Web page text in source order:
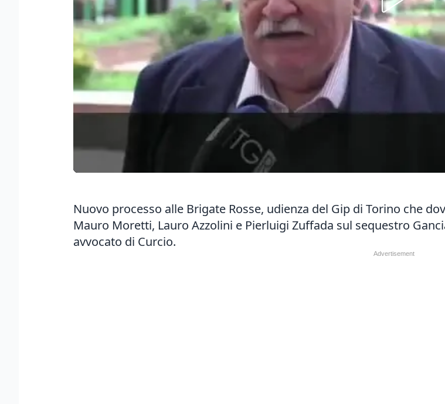
Nuovo processo alle Brigate Rosse, udienza del Gip di Torino che
Mauro Moretti, Lauro Azzolini e Pierluigi Zuffada sul sequestro
avvocato di Curcio.